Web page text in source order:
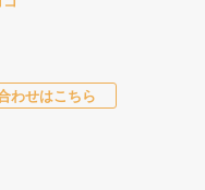
わせはこちら